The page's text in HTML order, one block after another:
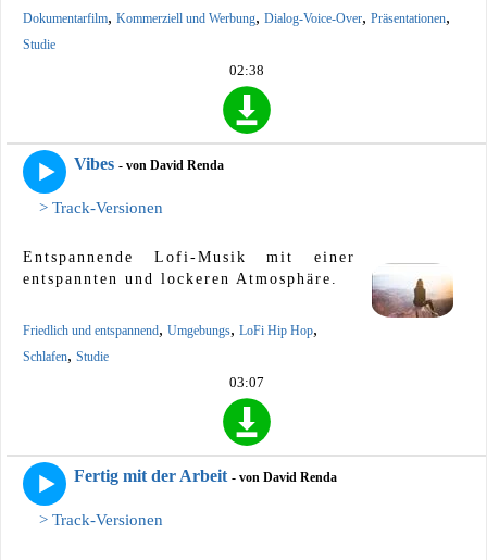
Dokumentarfilm, Kommerziell und Werbung, Dialog-Voice-Over, Präsentationen,
Studie
02:38
Vibes - von David Renda
> Track-Versionen
Entspannende Lofi-Musik mit einer
entspannten und lockeren Atmosphäre.
Friedlich und entspannend, Umgebungs, LoFi Hip Hop,
Schlafen, Studie
03:07
Fertig mit der Arbeit - von David Renda
> Track-Versionen